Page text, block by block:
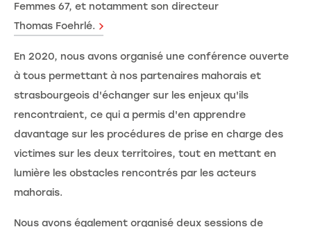
Femmes 67, et notamment son directeur
Thomas Foehrlé.
En 2020, nous avons organisé une conférence ouverte
à tous permettant à nos partenaires mahorais et
strasbourgeois d'échanger sur les enjeux qu'ils
rencontraient, ce qui a permis d'en apprendre
davantage sur les procédures de prise en charge des
victimes sur les deux territoires, tout en mettant en
lumière les obstacles rencontrés par les acteurs
mahorais.
Nous avons également organisé deux sessions de